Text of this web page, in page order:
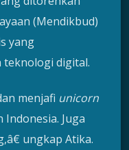
(Mendikbud)
yang
teknologi digital.
menjafi unicorn
Juga
ungkap Atika.